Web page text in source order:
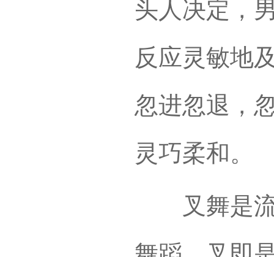
头人决定，
反应灵敏地
忽进忽退，
灵巧柔和。
叉舞是流